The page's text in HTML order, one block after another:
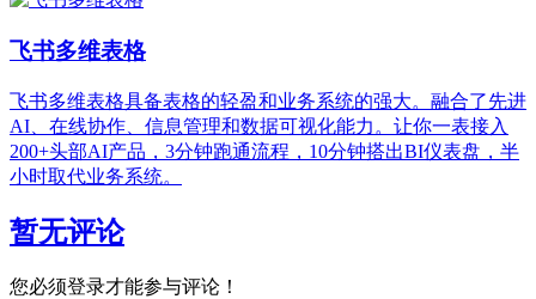
飞书多维表格
飞书多维表格具备表格的轻盈和业务系统的强大。融合了先进
AI、在线协作、信息管理和数据可视化能力。让你一表接入
200+头部AI产品，3分钟跑通流程，10分钟搭出BI仪表盘，半
小时取代业务系统。
暂无评论
您必须登录才能参与评论！